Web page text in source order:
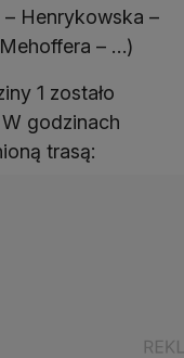
Henrykowska –
– …)
1 zostało
godzinach
trasą: